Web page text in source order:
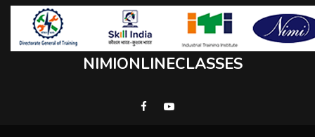
NIMIONLINECLASSES